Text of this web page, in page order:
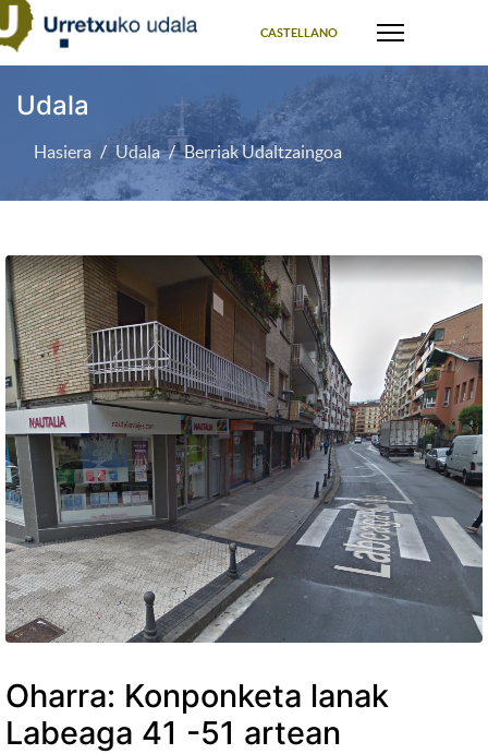
CASTELLANO
Udala
Hasiera Udala Berriak Udaltzaingoa
Oharra: Konponketa lanak
Labeaga 41 -51 artean